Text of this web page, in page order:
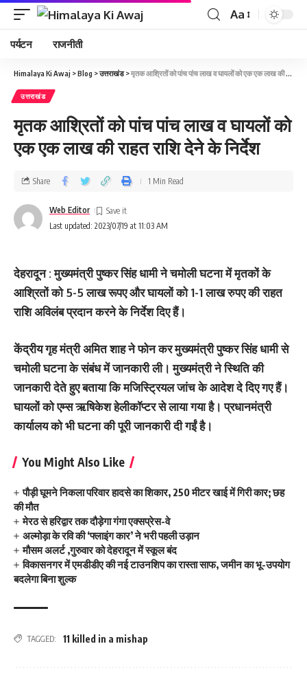
Aa
पर्यटन राजनीती
Himalaya Ki Awaj >Blog >उत्तराखंड>मृतक आश्रितों को पांच पांच लाख व घायलों को एक एक लाख की राहत राशि देने के निर्देश
उत्तराखंड
मृतक आश्रितों को पांच पांच लाख व घायलों को
एक एक लाख की राहत राशि देने के निर्देश
Last updated: 2023/07/19 at 11:03 AM
Web Editor
Share 1 Min Read
देहरादून : मुख्यमंत्री पुष्कर सिंह धामी ने चमोली घटना में मृतकों के
आश्रितों को 5-5 लाख रूपए और घायलों को 1-1 लाख रुपए की राहत
राशि अविलंब प्रदान करने के निर्देश दिए हैं।
केंद्रीय गृह मंत्री अमित शाह ने फोन कर मुख्यमंत्री पुष्कर सिंह धामी से
चमोली घटना के संबंध में जानकारी ली। मुख्यमंत्री ने स्थिति की
जानकारी देते हुए बताया कि मजिस्ट्रियल जांच के आदेश दे दिए गए हैं।
घायलों को एम्स ऋषिकेश हेलीकॉप्टर से लाया गया है। प्रधानमंत्री
कार्यालय को भी घटना की पूरी जानकारी दी गईं है।
You Might Also Like
पौड़ी घूमने निकला परिवार हादसे का शिकार, 250 मीटर खाई में गिरी कार; छह
की मौत
मेरठ से हरिद्वार तक दौड़ेगा गंगा एक्सप्रेस-वे
अल्मोड़ा के रवि की ‘फ्लाइंग कार’ ने भरी पहली उड़ान
मौसम अलर्ट ,गुरुवार को देहरादून में स्कूल बंद
विकासनगर में एमडीडीए की नई टाउनशिप का रास्ता साफ, जमीन का भू-उपयोग
बदलेगा बिना शुल्क
TAGGED: 11 killed in a mishap